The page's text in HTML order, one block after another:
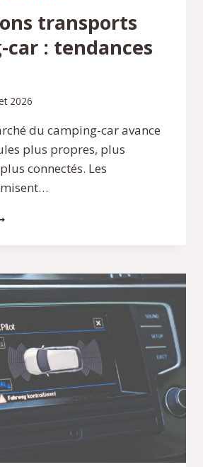
transports
car : tendances
2026
du camping-car avance
plus propres, plus
connectés. Les